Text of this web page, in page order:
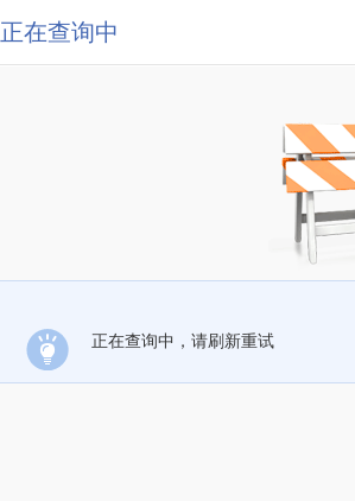
正在查询中
正在查询中，请刷新重试